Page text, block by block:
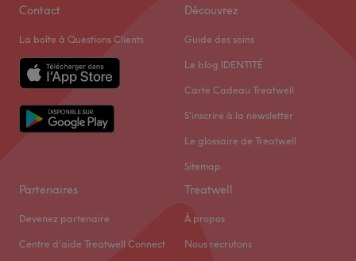
Contact
La boîte à Questions Clients
Découvrez
Guide des soins
Le blog IDENTITÉ
Carte Cadeau Treatwell
S'inscrire à la newsletter
Le glossaire de Treatwell
Sitemap
Partenaires
Devenez partenaire
Centre d'aide Treatwell Connect
Treatwell
À propos
Nous recrutons